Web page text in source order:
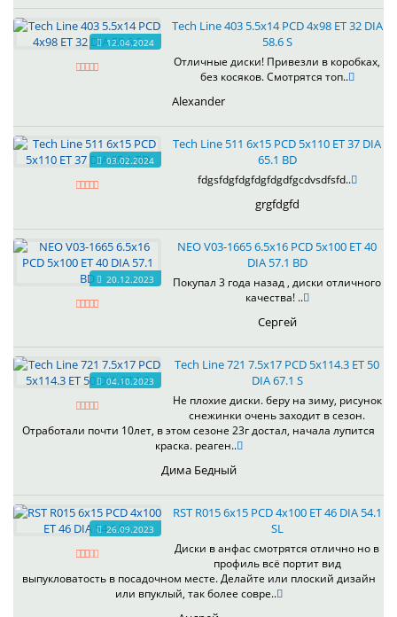
12.04.2024
Tech Line 403 5.5x14 PCD 4x98 ET 32 DIA
58.6 S
Отличные диски! Привезли в коробках,
без косяков. Смотрятся топ..
Alexander
03.02.2024
Tech Line 511 6x15 PCD 5x110 ET 37 DIA
65.1 BD
fdgsfdgfdgfdgfdgdfgcdvsdfsfd..
grgfdgfd
20.12.2023
NEO V03-1665 6.5x16 PCD 5x100 ET 40
DIA 57.1 BD
Покупал 3 года назад , диски отличного
качества! ..
Сергей
04.10.2023
Tech Line 721 7.5x17 PCD 5x114.3 ET 50
DIA 67.1 S
Не плохие диски. беру на зиму, рисунок
снежинки очень заходит в сезон.
Отработали почти 10лет, в этом сезоне 23г достал, начала лупится
краска. реаген..
Дима Бедный
26.09.2023
RST R015 6x15 PCD 4x100 ET 46 DIA 54.1
SL
Диски в анфас смотрятся отлично но в
профиль всё портит вид
выпукловатость в посадочном месте. Делайте или плоский дизайн
или впуклый, так более совре..